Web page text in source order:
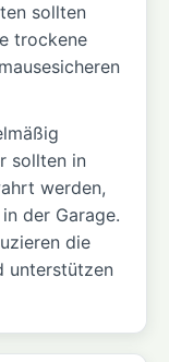
sollten
trockene
sollten in
werden,
der Garage.
die
unterstützen